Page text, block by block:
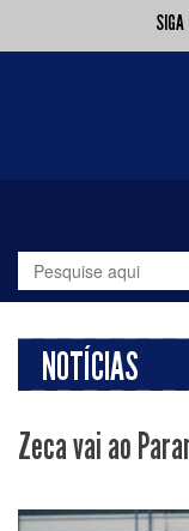
NOTÍCIAS
Zeca vai ao